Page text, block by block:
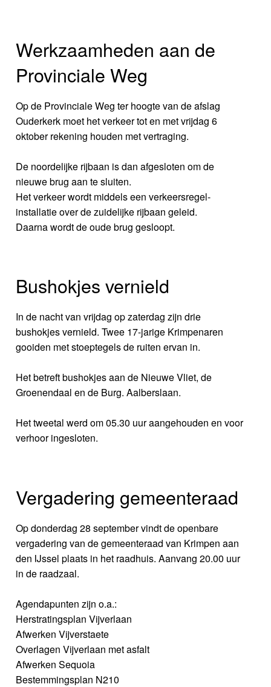
Werkzaamheden aan de
Provinciale Weg
Op de Provinciale Weg ter hoogte van de afslag
Ouderkerk moet het verkeer tot en met vrijdag 6
oktober rekening houden met vertraging.
De noordelijke rijbaan is dan afgesloten om de
nieuwe brug aan te sluiten.
Het verkeer wordt middels een verkeersregel-
installatie over de zuidelijke rijbaan geleid.
Daarna wordt de oude brug gesloopt.
Bushokjes vernield
In de nacht van vrijdag op zaterdag zijn drie
bushokjes vernield. Twee 17-jarige Krimpenaren
gooiden met stoeptegels de ruiten ervan in.
Het betreft bushokjes aan de Nieuwe Vliet, de
Groenendaal en de Burg. Aalberslaan.
Het tweetal werd om 05.30 uur aangehouden en voor
verhoor ingesloten.
Vergadering gemeenteraad
Op donderdag 28 september vindt de openbare
vergadering van de gemeenteraad van Krimpen aan
den IJssel plaats in het raadhuis. Aanvang 20.00 uur
in de raadzaal.
Agendapunten zijn o.a.:
Herstratingsplan Vijverlaan
Afwerken Vijverstaete
Overlagen Vijverlaan met asfalt
Afwerken Sequoia
Bestemmingsplan N210